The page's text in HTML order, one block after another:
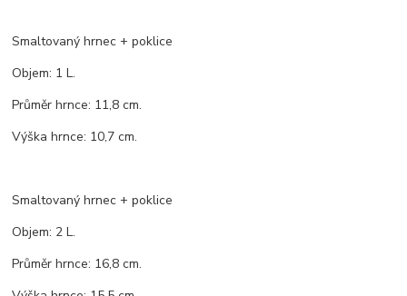
Smaltovaný hrnec + poklice
Objem: 1 L.
Průměr hrnce: 11,8 cm.
Výška hrnce: 10,7 cm.
Smaltovaný hrnec + poklice
Objem: 2 L.
Průměr hrnce: 16,8 cm.